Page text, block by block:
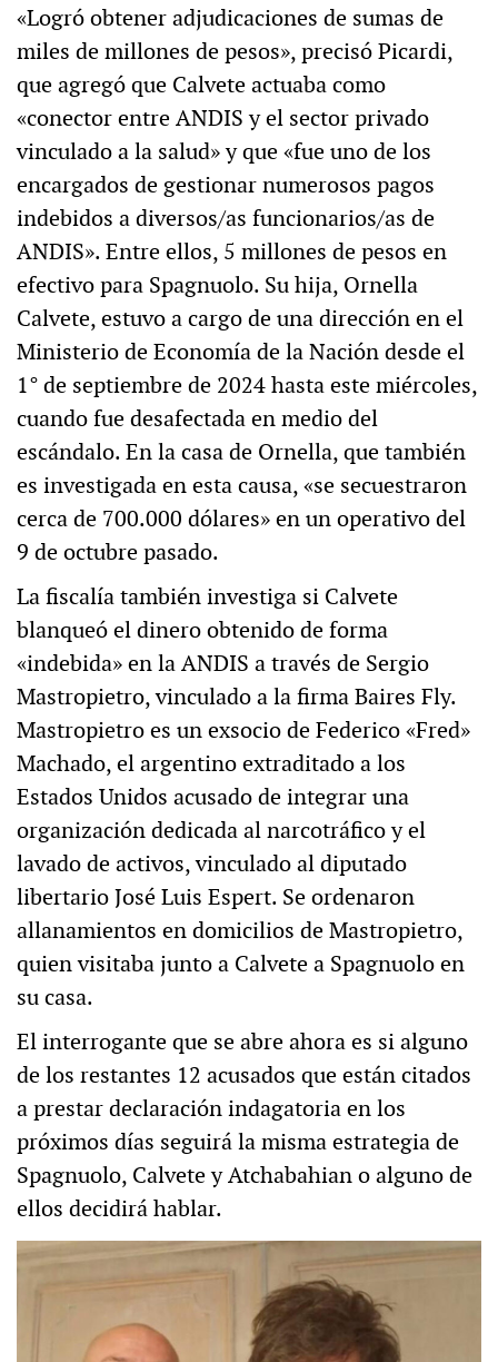
«Logró obtener adjudicaciones de sumas de
miles de millones de pesos», precisó Picardi,
que agregó que Calvete actuaba como
«conector entre ANDIS y el sector privado
vinculado a la salud» y que «fue uno de los
encargados de gestionar numerosos pagos
indebidos a diversos/as funcionarios/as de
ANDIS». Entre ellos, 5 millones de pesos en
efectivo para Spagnuolo. Su hija, Ornella
Calvete, estuvo a cargo de una dirección en el
Ministerio de Economía de la Nación desde el
1° de septiembre de 2024 hasta este miércoles,
cuando fue desafectada en medio del
escándalo. En la casa de Ornella, que también
es investigada en esta causa, «se secuestraron
cerca de 700.000 dólares» en un operativo del
9 de octubre pasado.
La fiscalía también investiga si Calvete
blanqueó el dinero obtenido de forma
«indebida» en la ANDIS a través de Sergio
Mastropietro, vinculado a la firma Baires Fly.
Mastropietro es un exsocio de Federico «Fred»
Machado, el argentino extraditado a los
Estados Unidos acusado de integrar una
organización dedicada al narcotráfico y el
lavado de activos, vinculado al diputado
libertario José Luis Espert. Se ordenaron
allanamientos en domicilios de Mastropietro,
quien visitaba junto a Calvete a Spagnuolo en
su casa.
El interrogante que se abre ahora es si alguno
de los restantes 12 acusados que están citados
a prestar declaración indagatoria en los
próximos días seguirá la misma estrategia de
Spagnuolo, Calvete y Atchabahian o alguno de
ellos decidirá hablar.